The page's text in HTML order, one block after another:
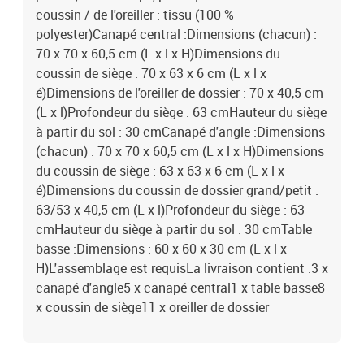
coussin / de l'oreiller : tissu (100 %
polyester)Canapé central :Dimensions (chacun) :
70 x 70 x 60,5 cm (L x l x H)Dimensions du
coussin de siège : 70 x 63 x 6 cm (L x l x
é)Dimensions de l'oreiller de dossier : 70 x 40,5 cm
(L x l)Profondeur du siège : 63 cmHauteur du siège
à partir du sol : 30 cmCanapé d'angle :Dimensions
(chacun) : 70 x 70 x 60,5 cm (L x l x H)Dimensions
du coussin de siège : 63 x 63 x 6 cm (L x l x
é)Dimensions du coussin de dossier grand/petit :
63/53 x 40,5 cm (L x l)Profondeur du siège : 63
cmHauteur du siège à partir du sol : 30 cmTable
basse :Dimensions : 60 x 60 x 30 cm (L x l x
H)L'assemblage est requisLa livraison contient :3 x
canapé d'angle5 x canapé central1 x table basse8
x coussin de siège11 x oreiller de dossier